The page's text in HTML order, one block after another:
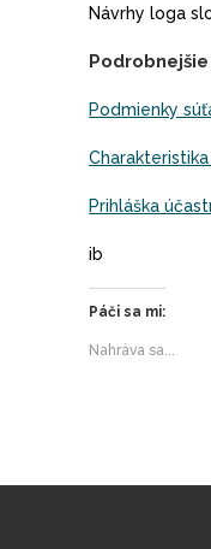
Návrhy loga
Podmienky
Prihláška
ib
Páči sa mi:
Nahráva sa...